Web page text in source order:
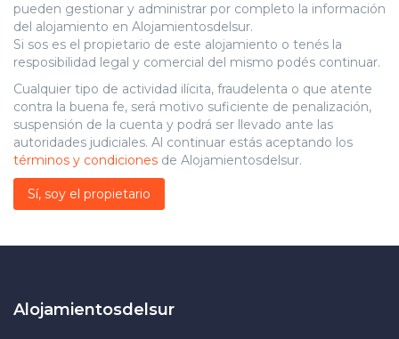
pueden gestionar y administrar por completo la información
del alojamiento en Alojamientosdelsur.
Si sos es el propietario de este alojamiento o tenés la
resposibilidad legal y comercial del mismo podés continuar.
Cualquier tipo de actividad ilícita, fraudelenta o que atente
contra la buena fe, será motivo suficiente de penalización,
suspensión de la cuenta y podrá ser llevado ante las
autoridades judiciales. Al continuar estás aceptando los
términos y condiciones de Alojamientosdelsur.
Sí, soy el propietario
Alojamientosdelsur